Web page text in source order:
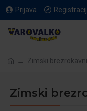
Prijava
Zimski
Zimski